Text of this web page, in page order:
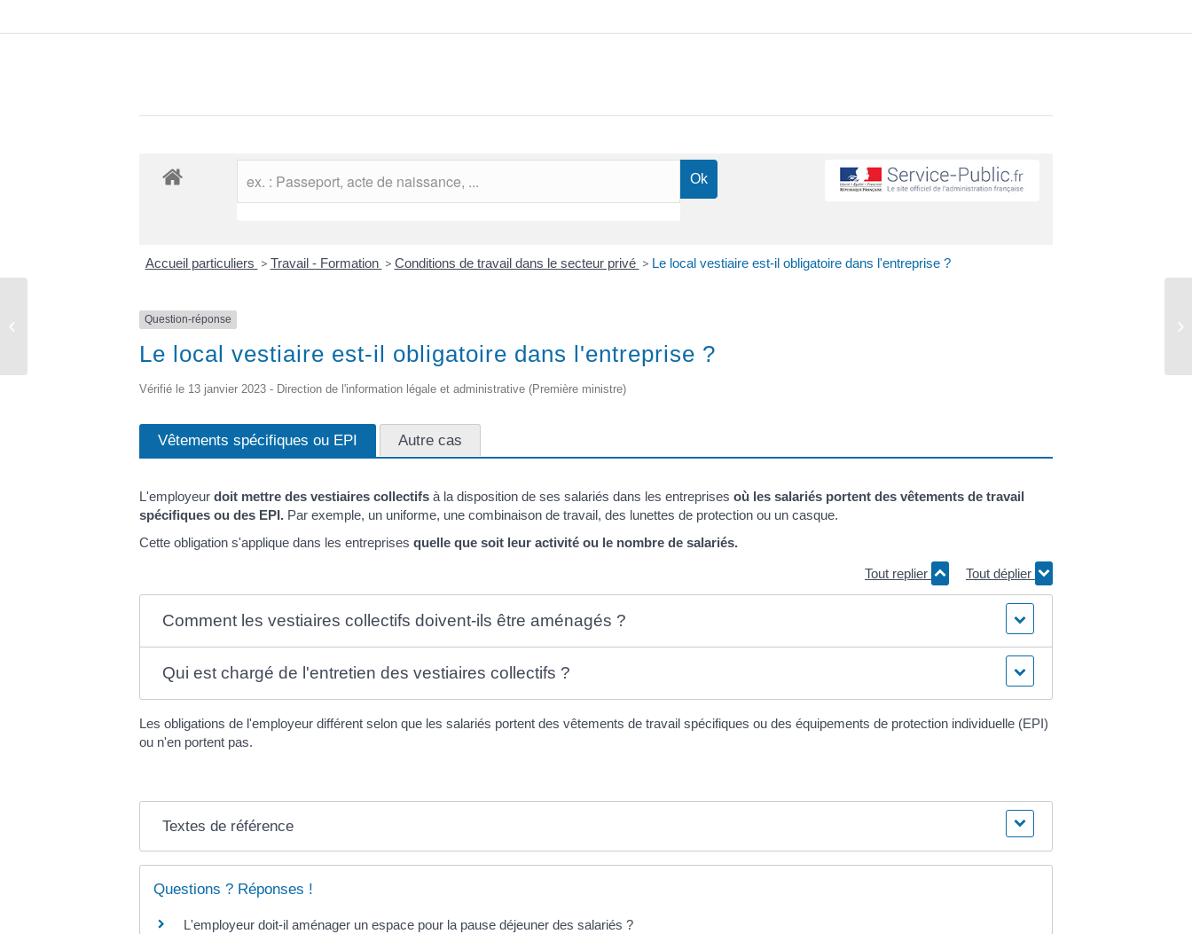
Accueil particuliers > Travail - Formation > Conditions de travail dans le secteur privé > Le local vestiaire est-il obligatoire dans l'entreprise ?
Question-réponse
Le local vestiaire est-il obligatoire dans l'entreprise ?
Vérifié le 13 janvier 2023 - Direction de l'information légale et administrative (Première ministre)
Vêtements spécifiques ou EPI Autre cas
L'employeur doit mettre des vestiaires collectifs à la disposition de ses salariés dans les entreprises où les salariés portent des vêtements de travail
spécifiques ou des EPI. Par exemple, un uniforme, une combinaison de travail, des lunettes de protection ou un casque.
Cette obligation s'applique dans les entreprises quelle que soit leur activité ou le nombre de salariés.
Tout replier Tout déplier
Comment les vestiaires collectifs doivent-ils être aménagés ?
Qui est chargé de l'entretien des vestiaires collectifs ?
Les obligations de l'employeur différent selon que les salariés portent des vêtements de travail spécifiques ou des équipements de protection individuelle (EPI)
ou n'en portent pas.
Textes de référence
Questions ? Réponses !
L'employeur doit-il aménager un espace pour la pause déjeuner des salariés ?